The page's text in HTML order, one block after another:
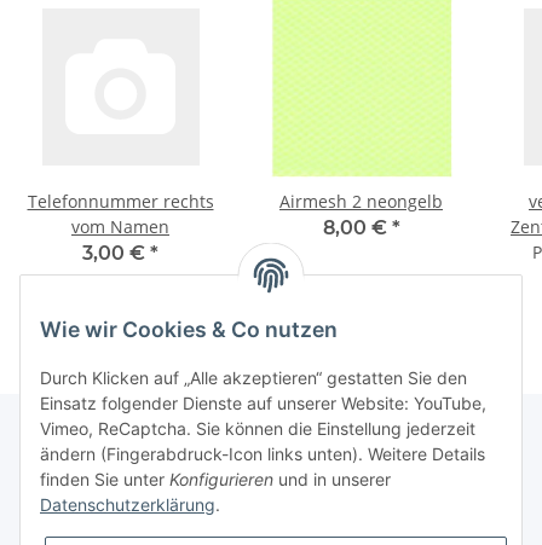
Telefonnummer rechts
vom Namen
3,00 € *
Airmesh 2 neongelb
8,00 € *
Informationen
Wie wir Cookies & Co nutzen
Durch Klicken auf „Alle akzeptieren“ gestatten Sie den
Einsatz folgender Dienste auf unserer Website: YouTube,
Vimeo, ReCaptcha. Sie können die Einstellung jederzeit
ändern (Fingerabdruck-Icon links unten). Weitere Details
finden Sie unter Konfigurieren und in unserer
Datenschutzerklärung.